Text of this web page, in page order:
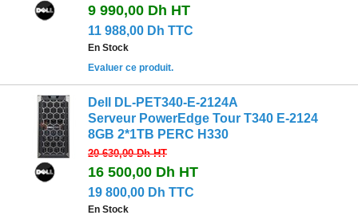
9 990,00 Dh HT
11 988,00 Dh TTC
En Stock
Evaluer ce produit.
Dell DL-PET340-E-2124A
Serveur PowerEdge Tour T340 E-2124
8GB 2*1TB PERC H330
20 630,00 DhHT
16 500,00 Dh HT
19 800,00 Dh TTC
En Stock